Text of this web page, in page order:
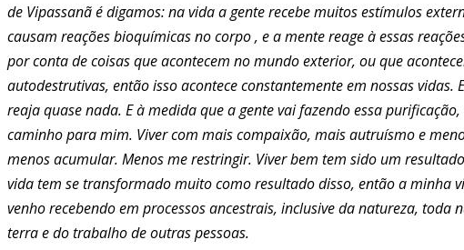
de Vipassanã é digamos: na vida a gente recebe muitos estímulos
causam reações bioquímicas no corpo , e a mente reage à essas
por conta de coisas que acontecem no mundo exterior, ou que
autodestrutivas, então isso acontece constantemente em nossas
reaja quase nada. E à medida que a gente vai fazendo essa
caminho para mim. Viver com mais compaixão, mais autruísmo e
menos acumular. Menos me restringir. Viver bem tem sido um
vida tem se transformado muito como resultado disso, então a minha
venho recebendo em processos ancestrais, inclusive da natureza,
terra e do trabalho de outras pessoas.